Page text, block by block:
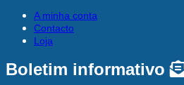
A minha conta
Contacto
Loja
Boletim informativo